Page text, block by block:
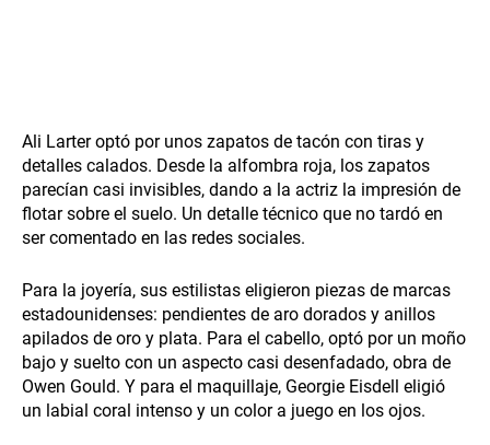
Ali Larter optó por unos zapatos de tacón con tiras y
detalles calados. Desde la alfombra roja, los zapatos
parecían casi invisibles, dando a la actriz la impresión de
flotar sobre el suelo. Un detalle técnico que no tardó en
ser comentado en las redes sociales.
Para la joyería, sus estilistas eligieron piezas de marcas
estadounidenses: pendientes de aro dorados y anillos
apilados de oro y plata. Para el cabello, optó por un moño
bajo y suelto con un aspecto casi desenfadado, obra de
Owen Gould. Y para el maquillaje, Georgie Eisdell eligió
un labial coral intenso y un color a juego en los ojos.